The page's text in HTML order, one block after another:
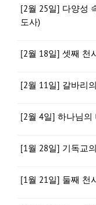
[2월 25일] 다양성
도사)
[2월 18일] 셋째 천
[2월 11일] 갈바리
[2월 4일] 하나님의
[1월 28일] 기독교
[1월 21일] 둘째 천